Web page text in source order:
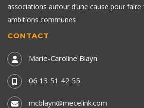
associations autour d’une cause pour
ambitions communes
CONTACT
Marie-Caroline Blayn
06 13 51 42 55
mcblayn@mecelink.com